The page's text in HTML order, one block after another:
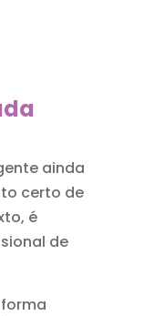
ainda
certo de
é
de